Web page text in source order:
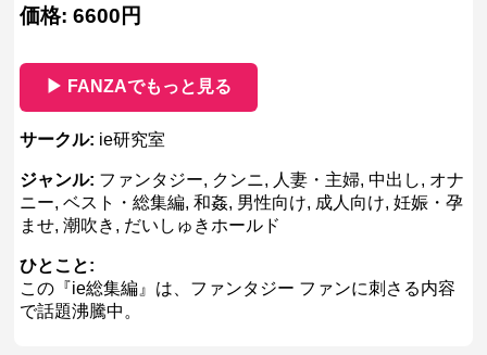
価格: 6600円
▶ FANZAでもっと見る
サークル: ie研究室
ジャンル: ファンタジー, クンニ, 人妻・主婦, 中出し, オナ
ニー, ベスト・総集編, 和姦, 男性向け, 成人向け, 妊娠・孕
ませ, 潮吹き, だいしゅきホールド
ひとこと:
この『ie総集編』は、ファンタジー ファンに刺さる内容
で話題沸騰中。